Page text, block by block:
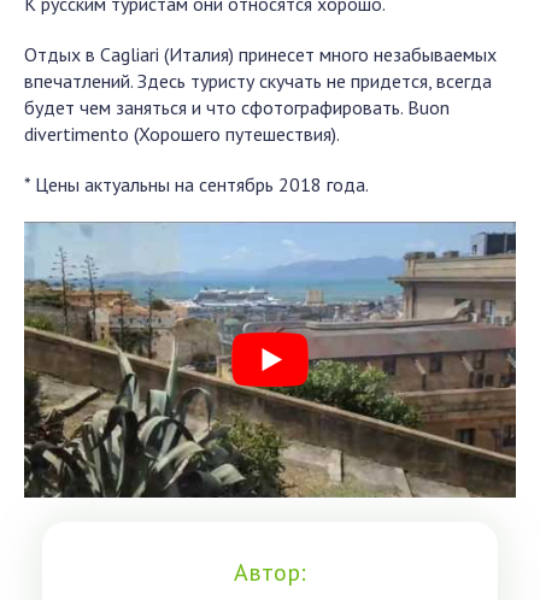
Отдых в Cagliari (Италия) принесет много незабываемых
впечатлений. Здесь туристу скучать не придется, всегда
будет чем заняться и что сфотографировать. Buon
divertimento (Хорошего путешествия).
* Цены актуальны на сентябрь 2018 года.
Автор: